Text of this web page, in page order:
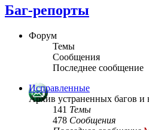
Баг-репорты
Форум
Темы
Сообщения
Последнее сообщение
Исправленные
Архив устраненных багов и
141 Темы
478 Сообщения